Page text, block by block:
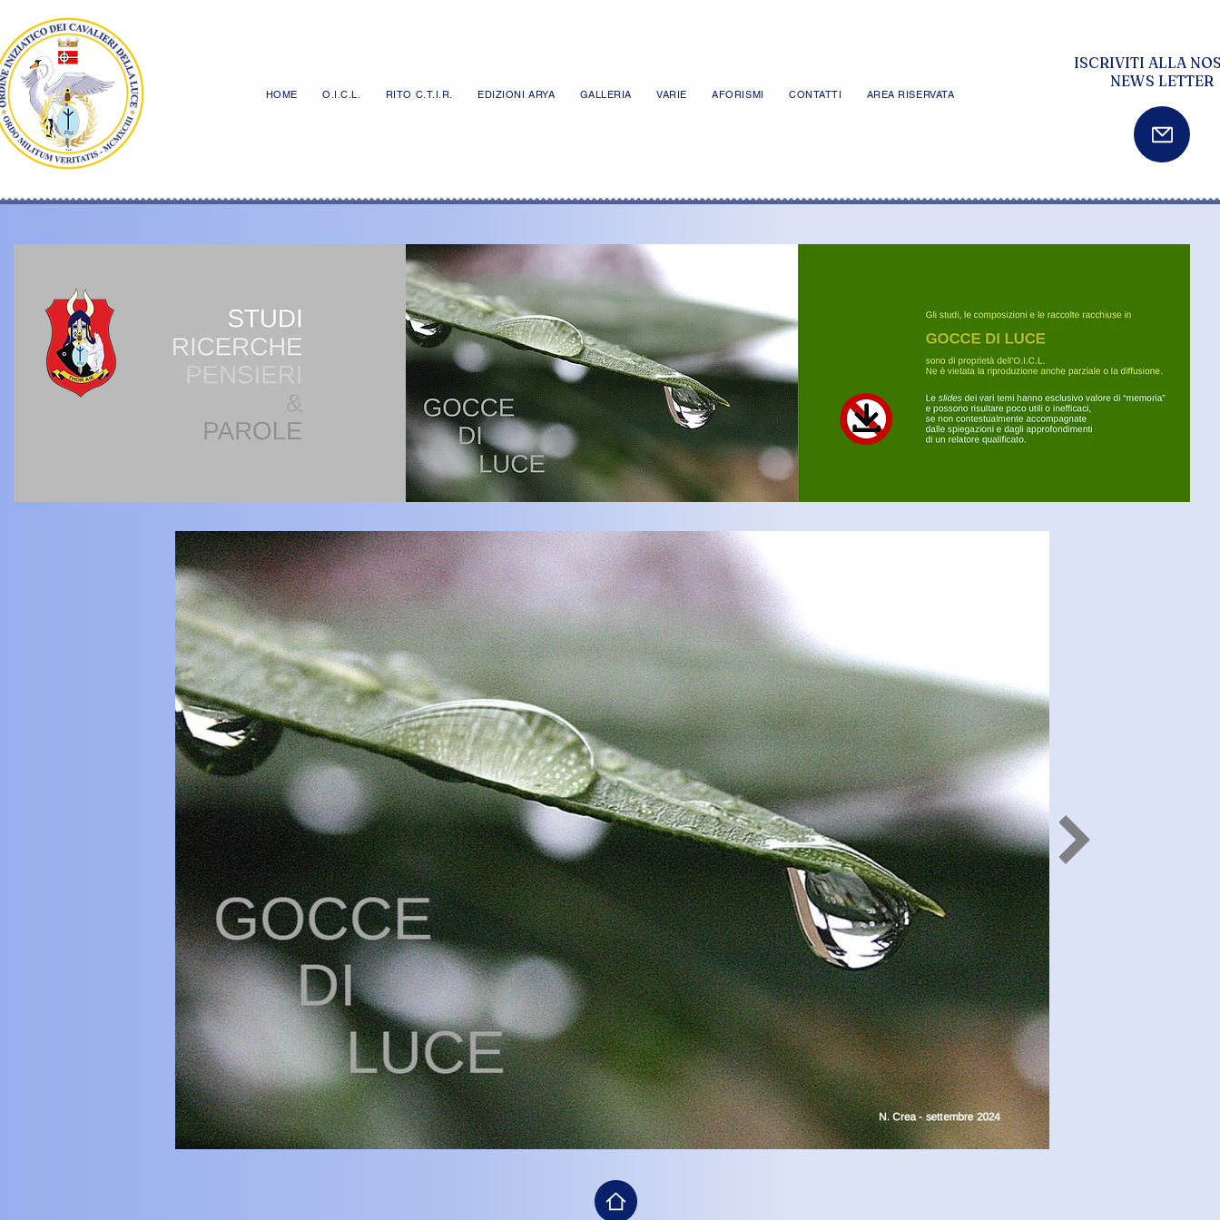
HOME O.I.C.L. RITO C.T.I.R. EDIZIONI ARYA GALLERIA VARIE AFORISMI CONTATTI AREA RISERVATA
ISCRIVITI ALLA
NEWS LETTER